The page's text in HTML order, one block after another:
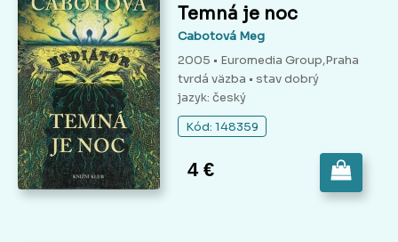
Temná je noc
Cabotová Meg
2005 • Euromedia Group,Praha
tvrdá väzba • stav dobrý
jazyk: český
Kód: 148359
4 €